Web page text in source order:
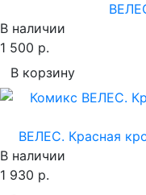
В наличии
1 500 р.
В корзину
ВЕЛЕС. Красная
В наличии
1 930 р.